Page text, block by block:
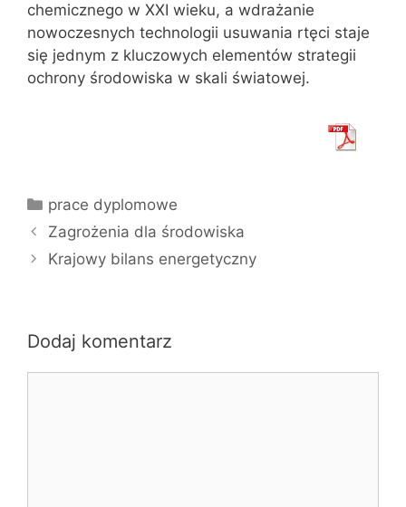
chemicznego w XXI wieku, a wdrażanie
nowoczesnych technologii usuwania rtęci staje
się jednym z kluczowych elementów strategii
ochrony środowiska w skali światowej.
Kategorie
prace dyplomowe
Zagrożenia dla środowiska
Krajowy bilans energetyczny
Dodaj komentarz